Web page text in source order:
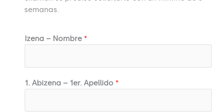
semanas.
Izena – Nombre *
1. Abizena – 1er. Apellido *